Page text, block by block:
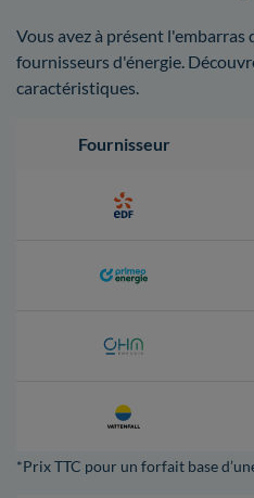
Vous avez à présent l'embarras
fournisseurs d'énergie.
caractéristiques.
Fournisseur
*Prix TTC pour un forfait base